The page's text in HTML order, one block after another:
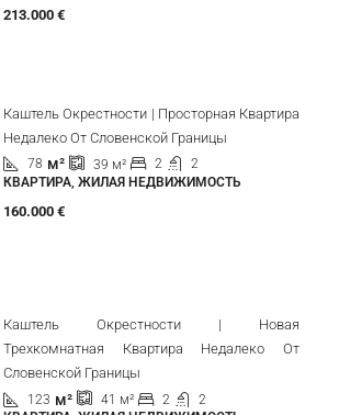
213.000 €
Каштель Окрестности | Просторная Квартира
Недалеко От Словенской Границы
78 м² 39 м² 2
2
КВАРТИРА, ЖИЛАЯ НЕДВИЖИМОСТЬ
160.000 €
Каштель Окрестности | Новая
Трехкомнатная Квартира Недалеко От
Словенской Границы
123 м² 41 м² 2
2